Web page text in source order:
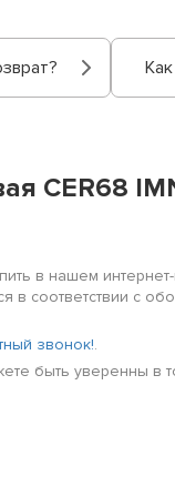
CER68
в нашем
в соответствии с
звонок!.
быть уверенны в